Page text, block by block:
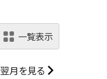
一覧表示
翌月を見る